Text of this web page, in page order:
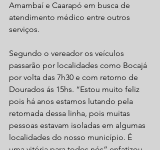
Amambaí e Caarapó em busca de
atendimento médico entre outros
serviços.
Segundo o vereador os veículos
passarão por localidades como Bocajá
por volta das 7h30 e com retorno de
Dourados ás 15hs. “Estou muito feliz
pois há anos estamos lutando pela
retomada dessa linha, pois muitas
pessoas estavam isoladas em algumas
localidades do nosso município. É